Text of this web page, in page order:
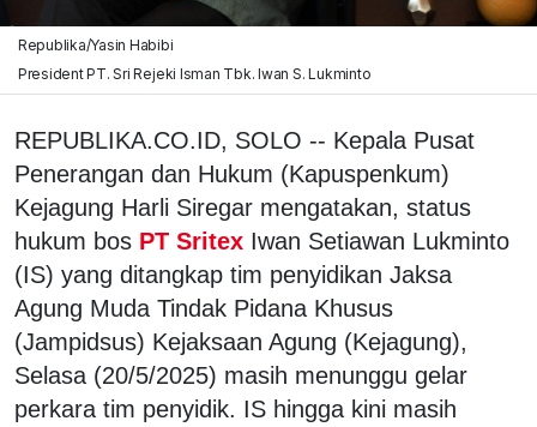
Republika/Yasin Habibi
President PT. Sri Rejeki Isman Tbk. Iwan S. Lukminto
REPUBLIKA.CO.ID, SOLO -- Kepala Pusat
Penerangan dan Hukum (Kapuspenkum)
Kejagung Harli Siregar mengatakan, status
hukum bos PT Sritex Iwan Setiawan Lukminto
(IS) yang ditangkap tim penyidikan Jaksa
Agung Muda Tindak Pidana Khusus
(Jampidsus) Kejaksaan Agung (Kejagung),
Selasa (20/5/2025) masih menunggu gelar
perkara tim penyidik. IS hingga kini masih